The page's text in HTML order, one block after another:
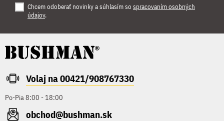
Chcem odoberať novinky a súhlasím so spracovaním osobných
údajov.
Volaj na 00421/908767330
Po-Pia 8:00 - 18:00
obchod@bushman.sk